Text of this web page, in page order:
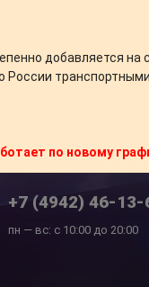
добавляется
России
по новому
+7 (4942) 46-13-
пн — вс: с 10:00 до 20:00